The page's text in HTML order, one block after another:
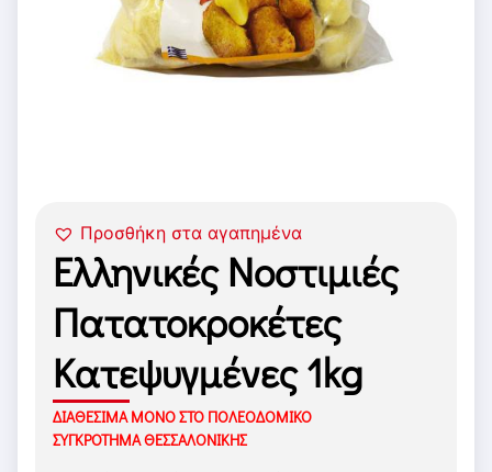
Προσθήκη στα αγαπημένα
Ελληνικές Νοστιμιές
Πατατοκροκέτες
Κατεψυγμένες 1kg
ΔΙΑΘΕΣΙΜΑ ΜΟΝΟ ΣΤΟ ΠΟΛΕΟΔΟΜΙΚΟ
ΣΥΓΚΡΟΤΗΜΑ ΘΕΣΣΑΛΟΝΙΚΗΣ